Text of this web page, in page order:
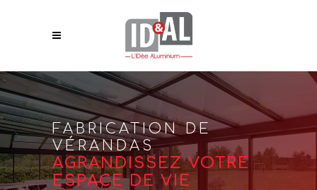
FABRICATION DE
VÉRANDAS
AGRANDISSEZ VOTRE
ESPACE DE VIE